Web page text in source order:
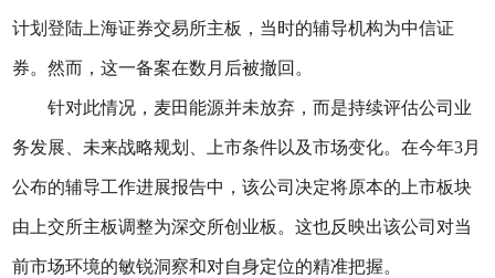
计划登陆上海证券交易所主板，当时的辅导机构为中信证
券。然而，这一备案在数月后被撤回。
针对此情况，麦田能源并未放弃，而是持续评估公司业
务发展、未来战略规划、上市条件以及市场变化。在今年3月
公布的辅导工作进展报告中，该公司决定将原本的上市板块
由上交所主板调整为深交所创业板。这也反映出该公司对当
前市场环境的敏锐洞察和对自身定位的精准把握。